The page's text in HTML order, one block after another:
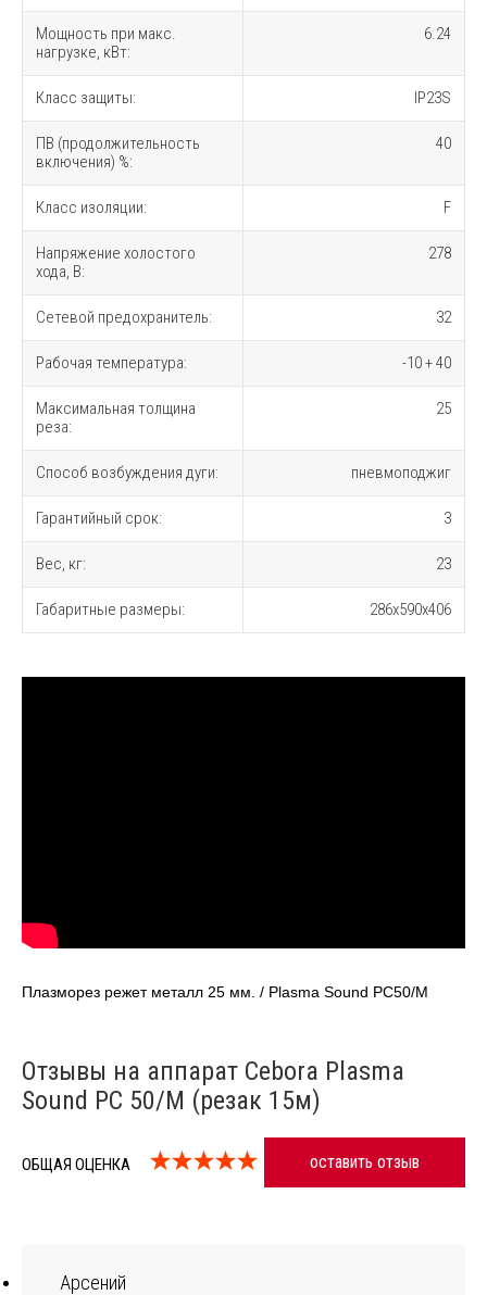
Мощность при макс.
нагрузке, кВт:
6.24
Класс защиты: IP23S
ПВ (продолжительность
включения) %:
40
Класс изоляции: F
Напряжение холостого
хода, В:
278
Сетевой предохранитель: 32
Рабочая температура: -10 + 40
Максимальная толщина
реза:
25
Способ возбуждения дуги: пневмоподжиг
Гарантийный срок: 3
Вес, кг: 23
Габаритные размеры: 286x590x406
Плазморез режет металл 25 мм. / Plasma Sound PC50/M
Отзывы на аппарат Cebora Plasma
Sound PC 50/М (резак 15м)
ОБЩАЯ ОЦЕНКА оставить отзыв
Арсений